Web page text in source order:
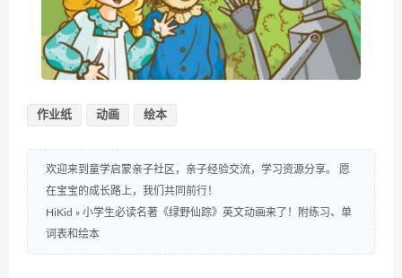
作业纸 动画 绘本
欢迎来到童学启蒙亲子社区，亲子经验交流，学习资源分享。 愿
在宝宝的成长路上，我们共同前行！
HiKid » 小学生必读名著《绿野仙踪》英文动画来了！附练习、单
词表和绘本